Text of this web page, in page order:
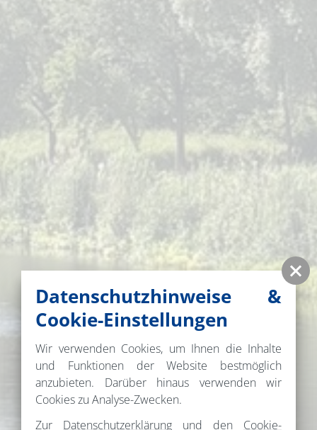
Datenschutzhinweise &
Cookie-Einstellungen
Wir verwenden Cookies, um Ihnen die Inhalte
und Funktionen der Website bestmöglich
anzubieten. Darüber hinaus verwenden wir
Cookies zu Analyse-Zwecken.
Zur Datenschutzerklärung und den Cookie-